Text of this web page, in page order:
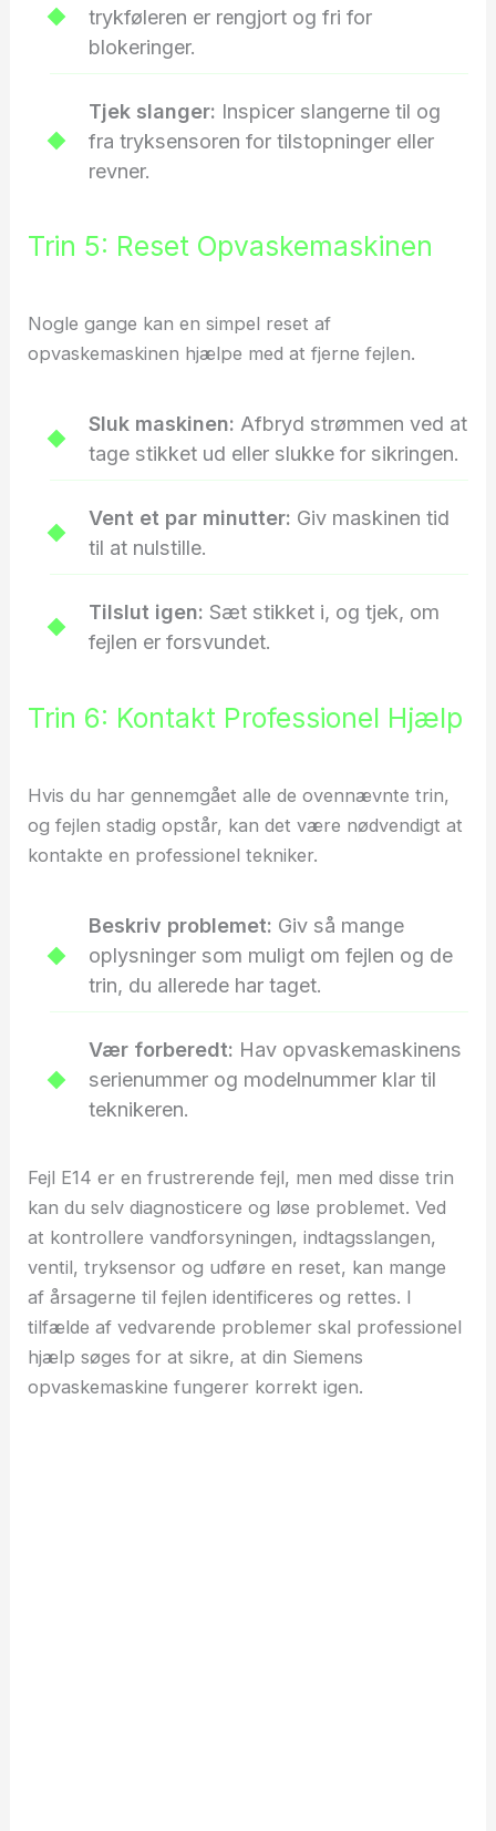
trykføleren er rengjort og fri for
blokeringer.
Tjek slanger: Inspicer slangerne til og
fra tryksensoren for tilstopninger eller
revner.
Trin 5: Reset Opvaskemaskinen
Nogle gange kan en simpel reset af
opvaskemaskinen hjælpe med at fjerne fejlen.
Sluk maskinen: Afbryd strømmen ved at
tage stikket ud eller slukke for sikringen.
Vent et par minutter: Giv maskinen tid
til at nulstille.
Tilslut igen: Sæt stikket i, og tjek, om
fejlen er forsvundet.
Trin 6: Kontakt Professionel Hjælp
Hvis du har gennemgået alle de ovennævnte trin,
og fejlen stadig opstår, kan det være nødvendigt at
kontakte en professionel tekniker.
Beskriv problemet: Giv så mange
oplysninger som muligt om fejlen og de
trin, du allerede har taget.
Vær forberedt: Hav opvaskemaskinens
serienummer og modelnummer klar til
teknikeren.
Fejl E14 er en frustrerende fejl, men med disse trin
kan du selv diagnosticere og løse problemet. Ved
at kontrollere vandforsyningen, indtagsslangen,
ventil, tryksensor og udføre en reset, kan mange
af årsagerne til fejlen identificeres og rettes. I
tilfælde af vedvarende problemer skal professionel
hjælp søges for at sikre, at din Siemens
opvaskemaskine fungerer korrekt igen.